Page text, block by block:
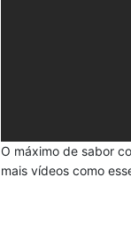
O máximo de sabor
mais vídeos como